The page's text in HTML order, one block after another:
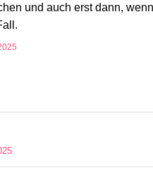
und auch erst dann,